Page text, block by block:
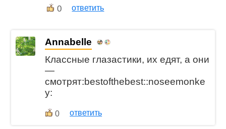
0 ответить
Annabelle
Классные глазастики, их едят, а они
—
смотрят:bestofthebest::noseemonke
y:
0 ответить